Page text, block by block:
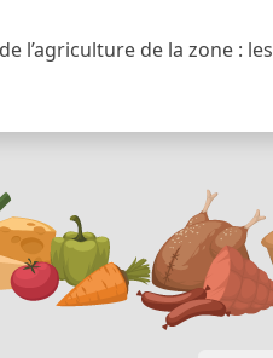
l’agriculture de la zone : les